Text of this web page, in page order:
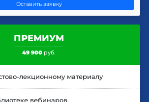
Оставить заявку
ПРЕМИУМ
49 900 руб.
лекционному материалу
вебинаров